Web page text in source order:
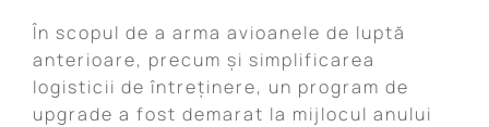
În scopul de a arma avioanele de luptă
anterioare, precum și simplificarea
logisticii de întreținere, un program de
upgrade a fost demarat la mijlocul anului